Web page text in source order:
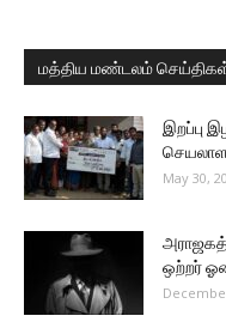
மத்திய மண்டலம்
இறப்பு
May 30,
ஒற்றர்